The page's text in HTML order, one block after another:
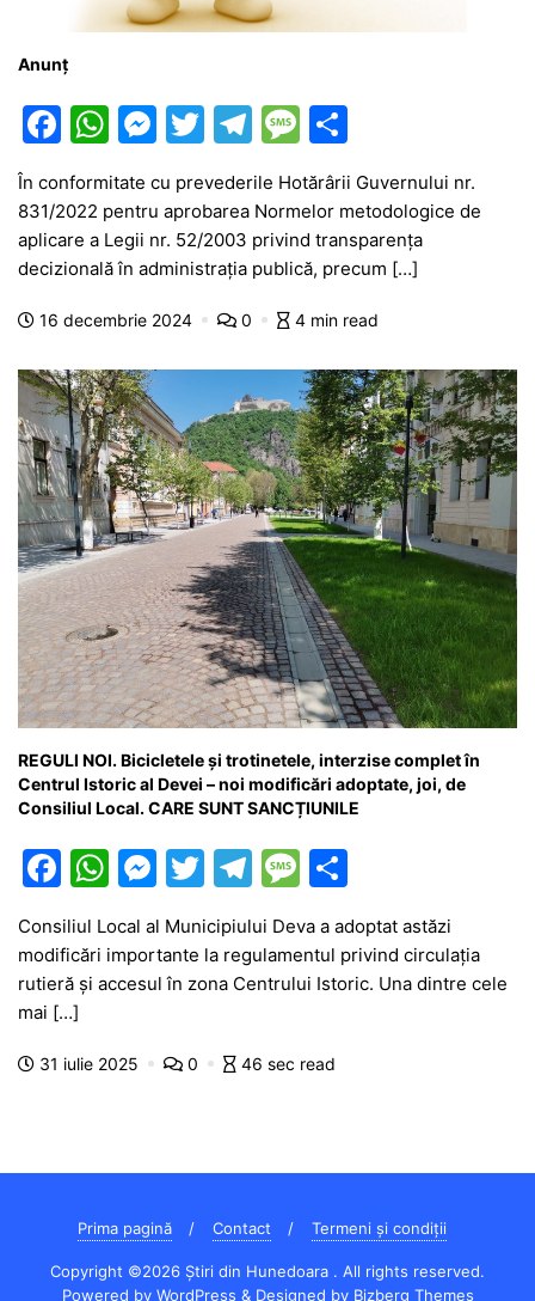
Anunț
F
c
e
b
o
k
W
at
s
A
p
M
s
s
e
n
er
T
itt
er
T
e
gr
a
m
M
s
s
a
g
ta
je
a
z
În conformitate cu prevederile Hotărârii Guvernului nr.
831/2022 pentru aprobarea Normelor metodologice de
aplicare a Legii nr. 52/2003 privind transparenţa
decizională în administraţia publică, precum […]
16 decembrie 2024 0 4 min read
REGULI NOI. Bicicletele și trotinetele, interzise complet în
Centrul Istoric al Devei – noi modificări adoptate, joi, de
Consiliul Local. CARE SUNT SANCȚIUNILE
F
c
e
b
o
W
at
s
p
M
s
s
n
T
itt
er
T
e
gr
m
M
s
s
g
ta
je
Consiliul Local al Municipiului Deva a adoptat astăzi
modificări importante la regulamentul privind circulația
rutieră și accesul în zona Centrului Istoric. Una dintre cele
mai […]
31 iulie 2025 0 46 sec read
Prima pagină Contact Termeni și condiții
Copyright ©2026 Știri din Hunedoara . All rights reserved.
Powered by WordPress & Designed by Bizberg Themes